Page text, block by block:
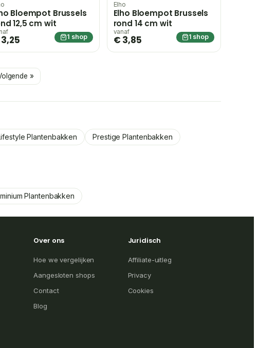
Bloempot Brussels
12,5 cm wit
1 shop
Elho
Elho Bloempot Brussels
rond 14 cm wit
vanaf
€ 3,85 1 shop
»
Plantenbakken
Prestige Plantenbakken
Plantenbakken
Over ons
Hoe we vergelijken
Aangesloten shops
Contact
Blog
Juridisch
Affiliate-uitleg
Privacy
Cookies